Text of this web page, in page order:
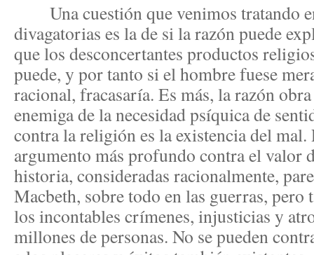
Una cuestión que venimos tratando
divagatorias es la de si la razón puede
que los desconcertantes productos
puede, y por tanto si el hombre fuese
racional, fracasaría. Es más, la razón
enemiga de la necesidad psíquica de
contra la religión es la existencia del mal.
argumento más profundo contra el valor
historia, consideradas racionalmente,
Macbeth, sobre todo en las guerras, pero
los incontables crímenes, injusticias y
millones de personas. No se pueden